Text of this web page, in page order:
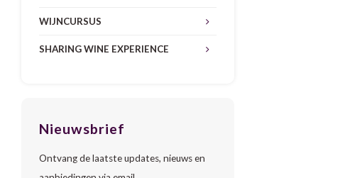
WIJNCURSUS
SHARING WINE EXPERIENCE
Nieuwsbrief
Ontvang de laatste updates, nieuws en